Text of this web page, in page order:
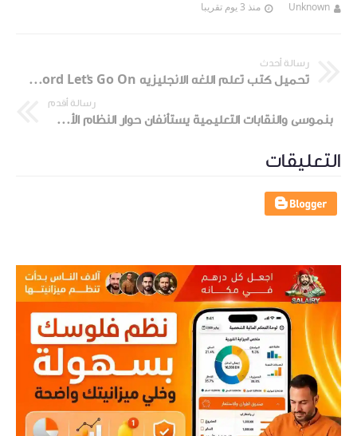
Unknown منذ 3 يوم تقريبا
رسالة أحدث
تحميل كتب تعلم اللغه الانجليزيه Oxford Let's Go On الاصدار الرابع سلسله كتب تعلم اللغه الانجليزيه
رسالة أقدم
بنموسى والنقابات التعليمية يستأنفان حوار النظام الأساسي الجديد
التعليقات